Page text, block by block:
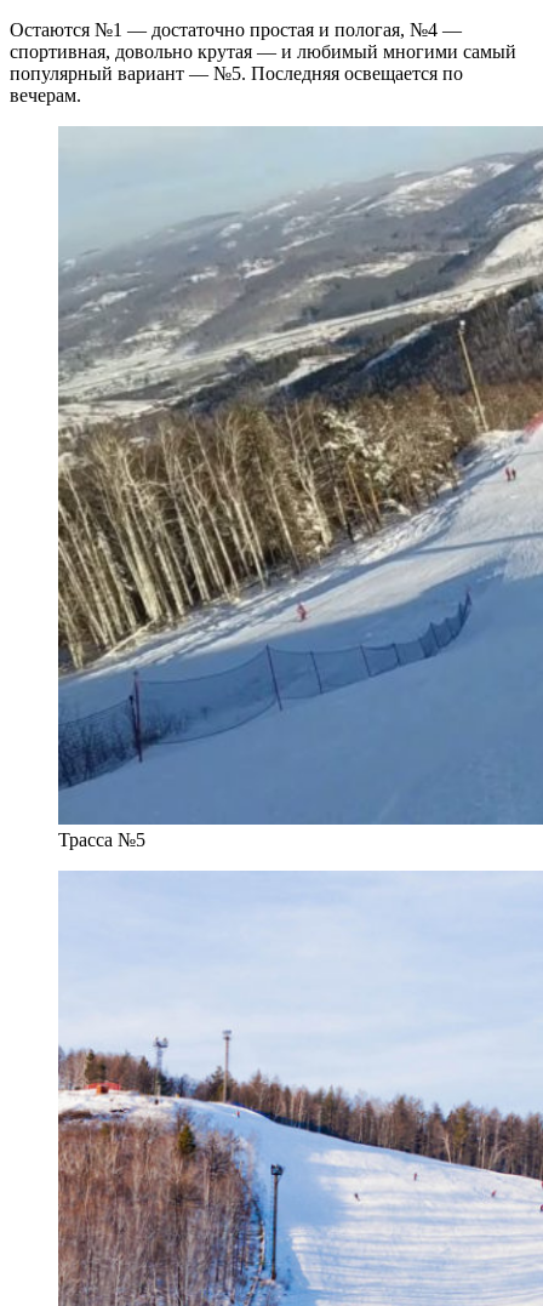
Остаются №1 — достаточно простая и пологая, №4 —
спортивная, довольно крутая — и любимый многими самый
популярный вариант — №5. Последняя освещается по
вечерам.
Трасса №5